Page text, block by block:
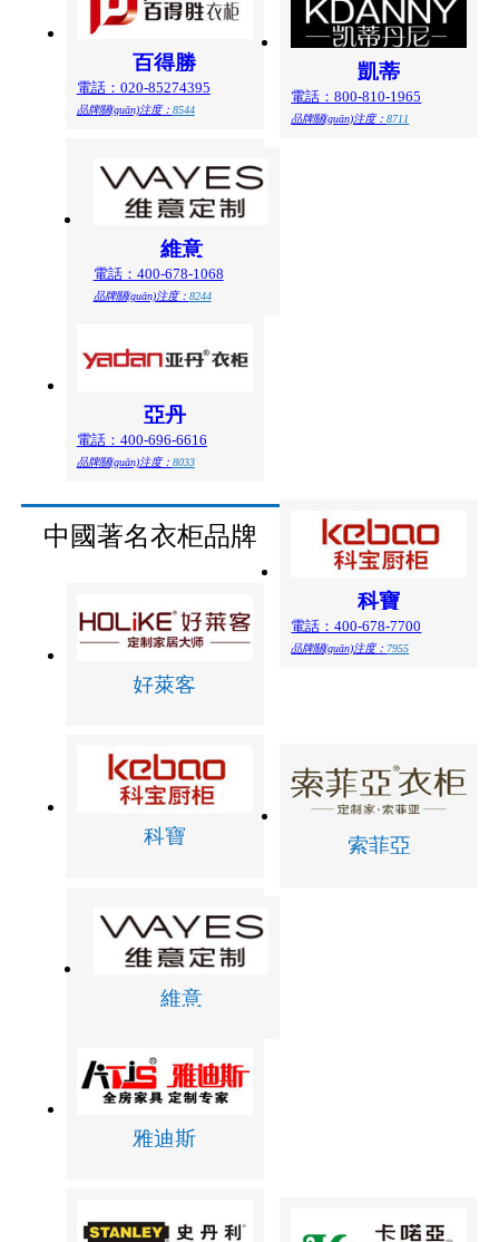
凱蒂
電話：800-810-1965
品牌關(guān)注度：8711
百得勝
電話：020-85274395
品牌關(guān)注度： 8544
維意
電話：400-678-1068
品牌關(guān)注度： 8244
亞丹
電話：400-696-6616
品牌關(guān)注度： 8033
科寶
電話：400-678-7700
品牌關(guān)注度： 7955
中國著名衣柜品牌
好萊客
索菲亞
科寶
維意
雅迪斯